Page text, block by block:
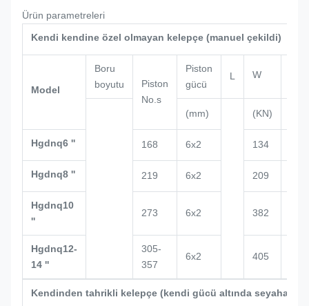
Ürün parametreleri
Kendi kendine özel olmayan kelepçe (manuel çekildi)
Model
Boru
boyutu
Piston
No.s
Piston
gücü
L W
(mm) (KN)
Hgdnq6 '' 168 6x2 134
Hgdnq8 '' 219 6x2 209
Hgdnq10
''
273 6x2 382
Hgdnq12-
14 ''
305-
357
6x2 405
Kendinden tahrikli kelepçe (kendi gücü altında seyahat